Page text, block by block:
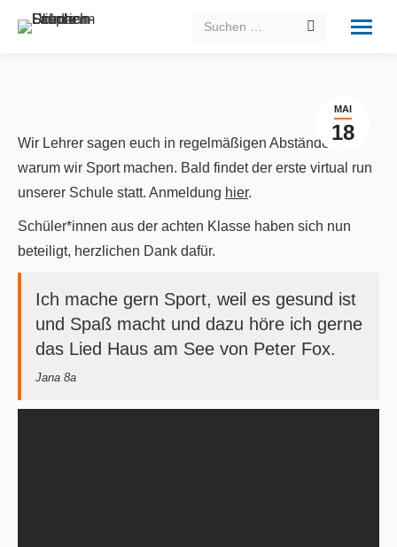
Search:
MAI
18
Wir Lehrer sagen euch in regelmäßigen Abständen,
warum wir Sport machen. Bald findet der erste virtual run
unserer Schule statt. Anmeldung hier.
Schüler*innen aus der achten Klasse haben sich nun
beteiligt, herzlichen Dank dafür.
Ich mache gern Sport, weil es gesund ist
und Spaß macht und dazu höre ich gerne
das Lied Haus am See von Peter Fox.
Jana 8a